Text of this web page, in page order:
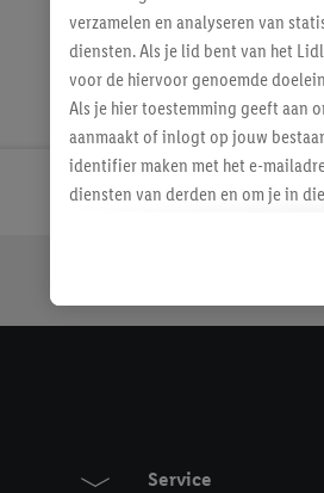
klant
Service
verzamelen en analyseren van
diensten. Als je lid bent van het
voor de hiervoor genoemde
Als je hier toestemming geeft aan
aanmaakt of inlogt op jouw
identifier maken met het e-
diensten van derden en om je in
Als je hiervoor toestemming
eerder interesse hebt getoond
Lidl-diensten worden
mailadres en met eventuele
verwerkingsdoeleinden je